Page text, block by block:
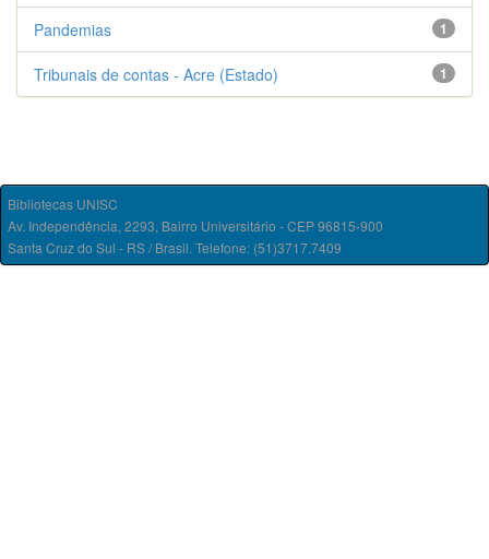
1
Pandemias
1
Tribunais de contas - Acre (Estado)
Bibliotecas UNISC
Av. Independência, 2293, Bairro Universitário - CEP 96815-900
Santa Cruz do Sul - RS / Brasil. Telefone: (51)3717.7409